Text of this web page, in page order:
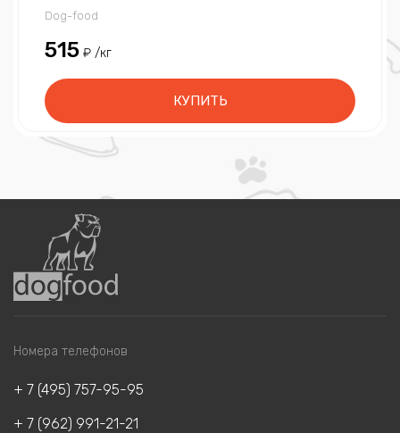
Dog-food
515 ₽ /кг
КУПИТЬ
Номера телефонов
+ 7 (495) 757-95-95
+ 7 (962) 991-21-21